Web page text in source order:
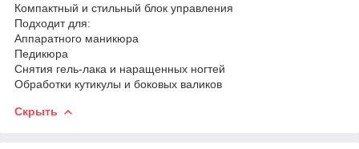
Компактный и стильный блок управления
Подходит для:
Аппаратного маникюра
Педикюра
Снятия гель-лака и наращенных ногтей
Обработки кутикулы и боковых валиков
Скрыть